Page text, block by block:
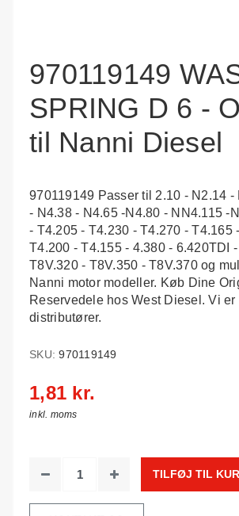
970119149
SPRING D 6 -
til Nanni Diesel
970119149 Passer til 2.10 - N2.14 -
- N4.38 - N4.65 -N4.80 - NN4.115 -
- T4.205 - T4.230 - T4.270 - T4.165
T4.200 - T4.155 - 4.380 - 6.420TDI
T8V.320 - T8V.350 - T8V.370 og
Nanni motor modeller. Køb Dine
Reservedele hos West Diesel. Vi
distributører.
SKU: 970119149
1,81 kr.
inkl. moms
TILFØJ TIL